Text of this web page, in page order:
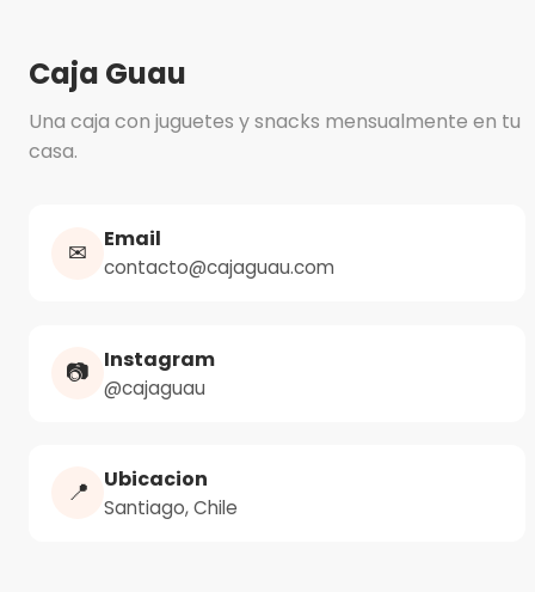
Caja Guau
Una caja con juguetes y snacks mensualmente en tu
casa.
✉ Email
contacto@cajaguau.com
📷 Instagram
@cajaguau
📍 Ubicacion
Santiago, Chile